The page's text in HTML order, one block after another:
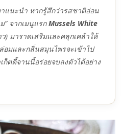
แนะนำ หากรู้สึกว่ารสชาติอ่อน
” จากเมนูแรกMussels White
) มาราดเสริมและคลุกเคล้าให้
อมและกลิ่นสมุนไพรจะเข้าไป
ก็ตตี้จานนี้อร่อยจบลงตัวได้อย่าง